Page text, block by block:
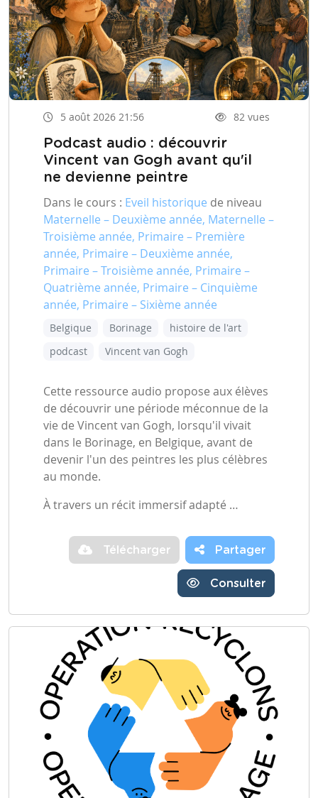
5 août 2026 21:56 82 vues
Podcast audio : découvrir
Vincent van Gogh avant qu'il
ne devienne peintre
Dans le cours : Eveil historique de niveau
Maternelle – Deuxième année, Maternelle –
Troisième année, Primaire – Première
année, Primaire – Deuxième année,
Primaire – Troisième année, Primaire –
Quatrième année, Primaire – Cinquième
année, Primaire – Sixième année
Belgique Borinage
histoire de l'art
podcast
Vincent van Gogh
Cette ressource audio propose aux élèves
de découvrir une période méconnue de la
vie de Vincent van Gogh, lorsqu'il vivait
dans le Borinage, en Belgique, avant de
devenir l'un des peintres les plus célèbres
au monde.
À travers un récit immersif adapté …
Télécharger Partager
Consulter